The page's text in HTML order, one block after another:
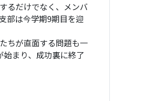
るだけでなく、メンバ
部は今学期9期目を迎
ちが直面する問題も一
まり、成功裏に終了